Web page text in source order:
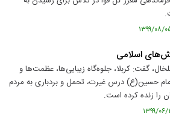
اسلامی
گفت: کربلا، جلوه‌گاه زیبایی‌ها، عظمت‌ها و
حسین(ع) درس غیرت، تحمل و بردباری به مردم
را زنده کرده است.